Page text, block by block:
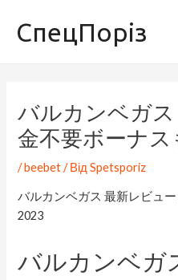
СпецПоріз
バルカンベガス
金不要ボーナス
/beebet/ ВідSpetsporiz
バルカンベガス 最新レビュ
2023
バルカンベガ
по